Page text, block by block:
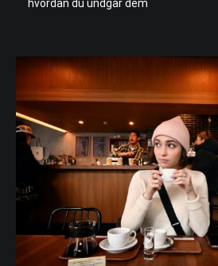
hvordan du undgår dem